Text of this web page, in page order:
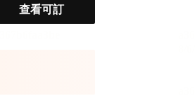
查看可訂